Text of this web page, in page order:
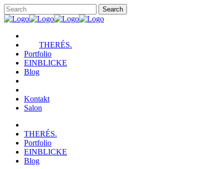
THERÉS.
Portfolio
EINBLICKE
Blog
Kontakt
Salon
THERÉS.
Portfolio
EINBLICKE
Blog